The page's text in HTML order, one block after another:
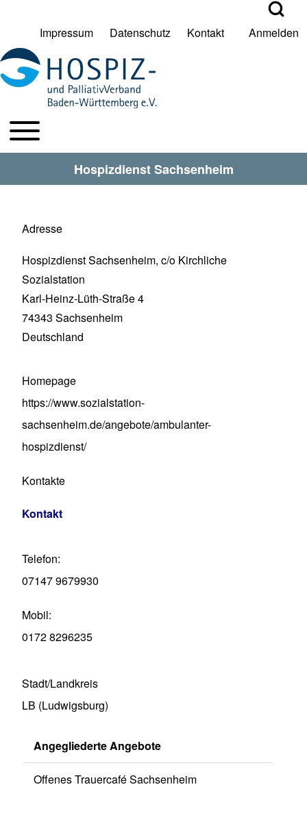
Suche Schließen
Suche
User account menu
Impressum Datenschutz Kontakt Anmelden
HPV BW Hauptmenu
Toggle main menu
Hospizdienst Sachsenheim
Adresse
Hospizdienst Sachsenheim, c/o Kirchliche
Sozialstation
Karl-Heinz-Lüth-Straße 4
74343 Sachsenheim
Deutschland
Homepage
https://www.sozialstation-
sachsenheim.de/angebote/ambulanter-
hospizdienst/
Kontakte
Kontakt
Telefon
07147 9679930
Mobil
0172 8296235
Stadt/Landkreis
LB (Ludwigsburg)
Angegliederte Angebote
Offenes Trauercafé Sachsenheim